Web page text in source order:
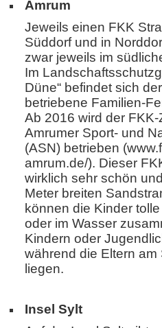
Amrum
Jeweils einen FKK
Süddorf und in
zwar jeweils im
Im
Düne“ befindet sich
betriebene Familien-
Ab 2016 wird der
Amrumer Sport- und
(ASN) betrieben
amrum.de/). Dieser
wirklich sehr schön
Meter breiten
können die Kinder
oder im Wasser
Kindern oder
während die Eltern
liegen.
Insel Sylt